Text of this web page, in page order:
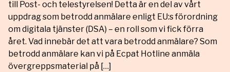
till Post- och telestyrelsen! Detta är en del av vårt
uppdrag som betrodd anmälare enligt EU:s förordning
om digitala tjänster (DSA) – en roll som vi fick förra
året. Vad innebär det att vara betrodd anmälare? Som
betrodd anmälare kan vi på Ecpat Hotline anmäla
övergreppsmaterial på […]